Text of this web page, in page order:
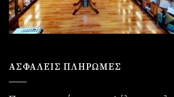
ΑΣΦΑΛΕΙΣ ΠΛΗΡΩΜΕΣ